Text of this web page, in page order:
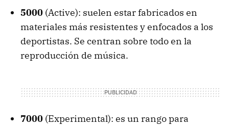
5000 (Active): suelen estar fabricados en
materiales más resistentes y enfocados a los
deportistas. Se centran sobre todo en la
reproducción de música.
7000 (Experimental): es un rango para